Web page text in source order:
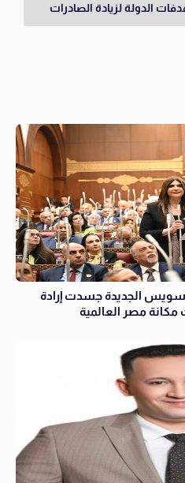
الدولة لزيادة الصادرات
السويس الجديدة جسدت إرادة
مصر العالمية